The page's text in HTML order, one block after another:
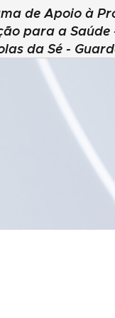
de Apoio à
para a
da Sé -